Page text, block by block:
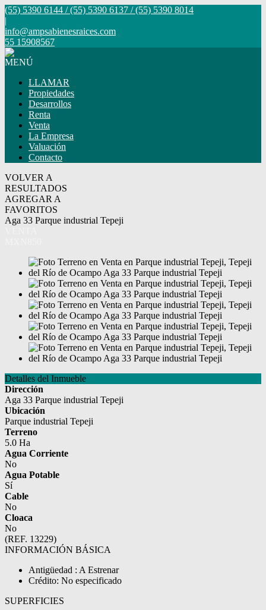
(55) 5390 6144 / (55) 5390 6137 / (55) 5390 8014
|
info@ampsabienesraices.com
55 15908567
MENÚ
LLAMAR
Propiedades
Desarrollos
Renta
Venta
La Empresa
Valuación
Contacto
VOLVER A
RESULTADOS
AGREGAR A
FAVORITOS
Aga 33 Parque industrial Tepeji
Detalles del Inmueble
Dirección
Aga 33 Parque industrial Tepeji
Ubicación
Parque industrial Tepeji
Terreno
5.0 Ha
Agua Corriente
No
Agua Potable
Sí
Cable
No
Cloaca
No
(REF. 13229)
INFORMACIÓN BÁSICA
Antigüedad : A Estrenar
Crédito: No especificado
SUPERFICIES